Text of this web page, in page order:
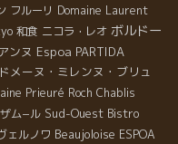
フルーリ Domaine Laurent
和食 ニコラ・レオ ボルドー
ンヌ Espoa PARTIDA
ドメーヌ・ミレンヌ・ブリュ
Prieuré Roch Chablis
ム−ル Sud-Ouest Bistro
ェルノワ Beaujoloise ESPOA